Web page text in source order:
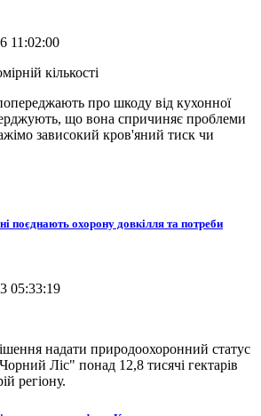
11:02:00
про шкоду від кухонної
що вона спричиняє проблеми
зависокий кров'яний тиск чи
поєднають охорону довкілля та потреби
05:33:19
надати природоохоронний статус
Ліс" понад 12,8 тисячі гектарів
регіону.